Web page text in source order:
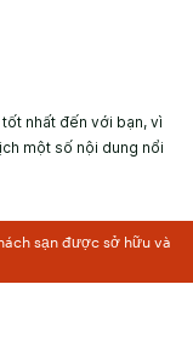
nhất đến với bạn, vì
một số nội dung nổi
sạn được sở hữu và